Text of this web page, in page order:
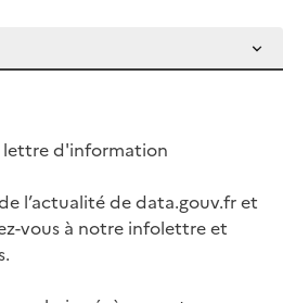
lettre d'information
l’actualité de data.gouv.fr et
vous à notre infolettre et